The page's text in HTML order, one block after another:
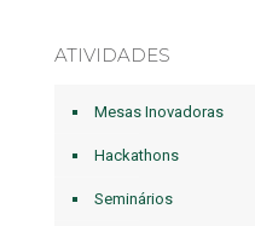
ATIVIDADES
Mesas Inovadoras
Hackathons
Seminários